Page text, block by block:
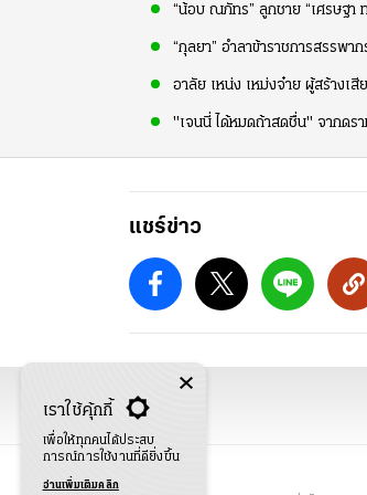
“น้อบ ณภัทร” ลูกชาย “เศรษฐ
“กุลยา” อำลาข้าราชการสรรพา
อาลัย เหน่ง เหม่งจ๋าย ผู้สร้างเ
"เจนนี่ ได้หมดถ้าสดชื่น" จากดร
แชร์ข่าว
เราใช้คุ้กกี้
เพื่อให้ทุกคนได้ประสบ
การณ์การใช้งานที่ดียิ่งขึ้น
อ่านเพิ่มเติมคลิก